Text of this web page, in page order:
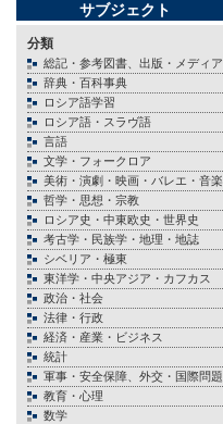
サブジェクト
分類
総記・参考図書、出版・メディア
辞典・百科事典
ロシア語学習
ロシア語・スラヴ語
言語
文学・フォークロア
美術・演劇・映画・バレエ・音楽
哲学・思想・宗教
ロシア史・中東欧史・世界史
考古学・民族学・地理・地誌
シベリア・極東
東洋学・中央アジア・カフカス
政治・社会
法律・行政
経済・産業・ビジネス
統計
軍事・安全保障、外交・国際問題
教育・心理
数学